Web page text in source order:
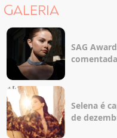
GALERIA
SAG
Selena é
de